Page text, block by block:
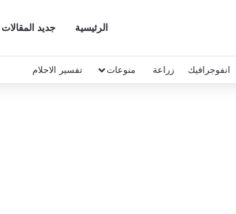
الرئيسية جديد المقالات
انفوجرافيك زراعة منوعات تفسير الاحلام